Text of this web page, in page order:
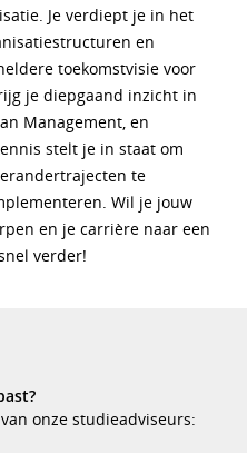
Je verdiept je in het
en
toekomstvisie voor
je diepgaand inzicht in
Management, en
stelt je in staat om
te
Wil je jouw
en je carrière naar een
verder!
onze studieadviseurs: